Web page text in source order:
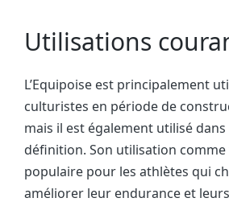
Utilisations
L’Equipoise est principalement
culturistes en période de
mais il est également utilisé dans
définition. Son utilisation comme
populaire pour les athlètes qui
améliorer leur endurance et